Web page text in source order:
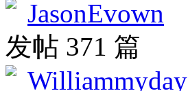
JasonEvown
发帖 371 篇
Williammyday